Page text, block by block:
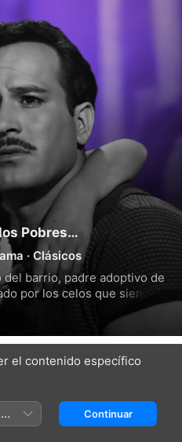
Pobres…
· Clásicos
barrio, padre adoptivo de
por los celos que siente de
lo acusa de haber matado a
es enviado a prisión.
el contenido específico
Continuar